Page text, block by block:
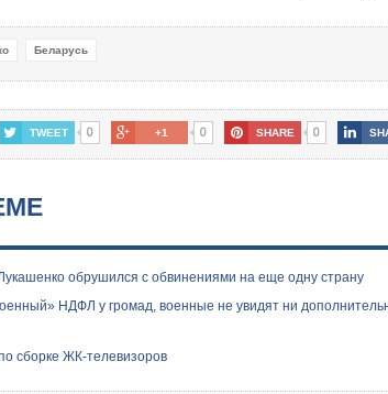
Беларусь
TWEET 0 +1 0 SHARE 0
обрушился с обвинениями на еще одну страну
НДФЛ у громад, военные не увидят ни
сборке ЖК-телевизоров